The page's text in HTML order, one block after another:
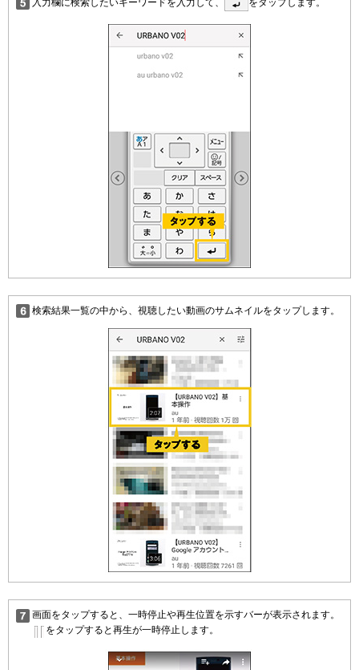
検索結果一覧の中から、視聴したい動画のサムネイルをタップします。
画面をタップすると、一時停止や再生位置を示すバーが表示されます。
をタップすると再生が一時停止します。